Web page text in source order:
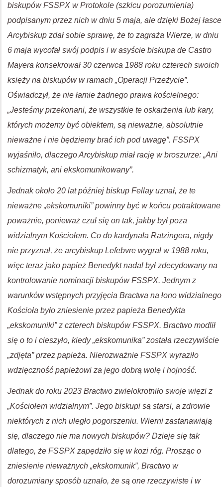
biskupów FSSPX w Protokole (szkicu porozumienia)
podpisanym przez nich w dniu 5 maja, ale dzięki Bożej łasce
Arcybiskup zdał sobie sprawę, że to zagraża Wierze, w dniu
6 maja wycofał swój podpis i w asyście biskupa de Castro
Mayera konsekrował 30 czerwca 1988 roku czterech swoich
księży na biskupów w ramach „Operacji Przeżycie”.
Oświadczył, że nie łamie żadnego prawa kościelnego:
„Jesteśmy przekonani, że wszystkie te oskarżenia lub kary,
których możemy być obiektem, są nieważne, absolutnie
nieważne i nie będziemy brać ich pod uwagę”. FSSPX
wyjaśniło, dlaczego Arcybiskup miał rację w broszurze: „Ani
schizmatyk, ani ekskomunikowany”.
Jednak około 20 lat później biskup Fellay uznał, że te
nieważne „ekskomuniki” powinny być w końcu potraktowane
poważnie, ponieważ czuł się on tak, jakby był poza
widzialnym Kościołem. Co do kardynała Ratzingera, nigdy
nie przyznał, że arcybiskup Lefebvre wygrał w 1988 roku,
więc teraz jako papież Benedykt nadal był zdecydowany na
kontrolowanie nominacji biskupów FSSPX. Jednym z
warunków wstępnych przyjęcia Bractwa na łono widzialnego
Kościoła było zniesienie przez papieża Benedykta
„ekskomuniki” z czterech biskupów FSSPX. Bractwo modlił
się o to i cieszyło, kiedy „ekskomunika” została rzeczywiście
„zdjęta” przez papieża. Nierozważnie FSSPX wyraziło
wdzięczność papieżowi za jego dobrą wolę i hojność.
Jednak do roku 2023 Bractwo zwielokrotniło swoje więzi z
„Kościołem widzialnym”. Jego biskupi są starsi, a zdrowie
niektórych z nich uległo pogorszeniu. Wierni zastanawiają
się, dlaczego nie ma nowych biskupów? Dzieje się tak
dlatego, że FSSPX zapędziło się w kozi róg. Prosząc o
zniesienie nieważnych „ekskomunik”, Bractwo w
dorozumiany sposób uznało, że są one rzeczywiste i w